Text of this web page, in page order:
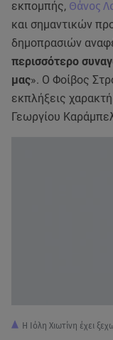
εκπομπής, Θάνος
και σημαντικών
δημοπρασιών
περισσότερο
μας». Ο Φοίβος
εκπλήξεις
Γεωργίου
H Iόλη Χιωτίνη έχει